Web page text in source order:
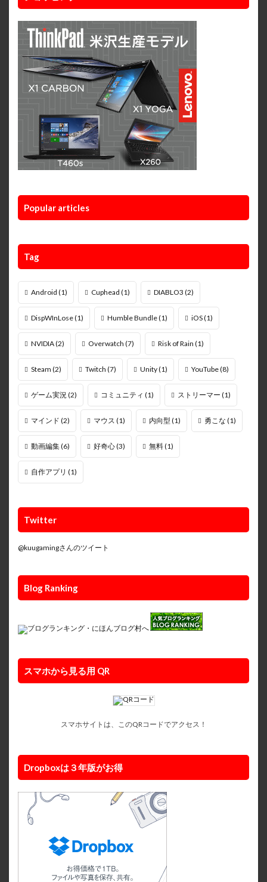
Popular articles
Tag
Android (1) Cuphead (1) DIABLO3 (2)
DispWInLose(1) Humble Bundle(1) iOS(1)
NVIDIA(2) Overwatch (7) Risk of Rain (1)
Steam (2) Twitch (7) Unity(1) YouTube(8)
ゲーム実況(2) コミュニティ (1) ストリーマー (1)
マインド (2) マウス (1) 内向型 (1) 勇こな (1)
動画編集(6) 好奇心(3) 無料(1)
自作アプリ (1)
Twitter
@kuugamingさんのツイート
Blog Ranking
スマホから見る用 QR
スマホサイトは、このQRコードでアクセス！
Dropboxは３年版がお得